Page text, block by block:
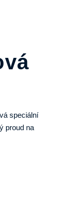
speciální
proud na